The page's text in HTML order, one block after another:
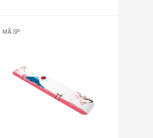
MÃ SP: